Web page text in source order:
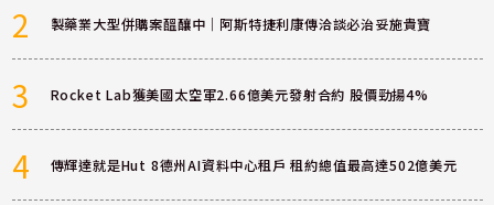
2 製藥業大型併購案醞釀中｜阿斯特捷利康傳洽談必治妥施貴寶
3 Rocket Lab獲美國太空軍2.66億美元發射合約 股價勁揚4%
4 傳輝達就是Hut 8德州AI資料中心租戶 租約總值最高達502億美元